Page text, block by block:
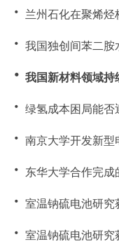
・ 兰州石化在聚烯
・ 我国独创间苯二
・ 我国新材料领域持
・ 绿氢成本困局能否
・ 南京大学开发新型
・ 东华大学合作完
・ 室温钠硫电池研究
・ 室温钠硫电池研究